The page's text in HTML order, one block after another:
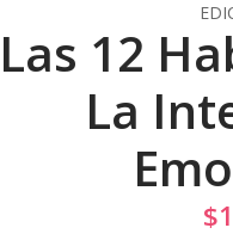
Las 12
La